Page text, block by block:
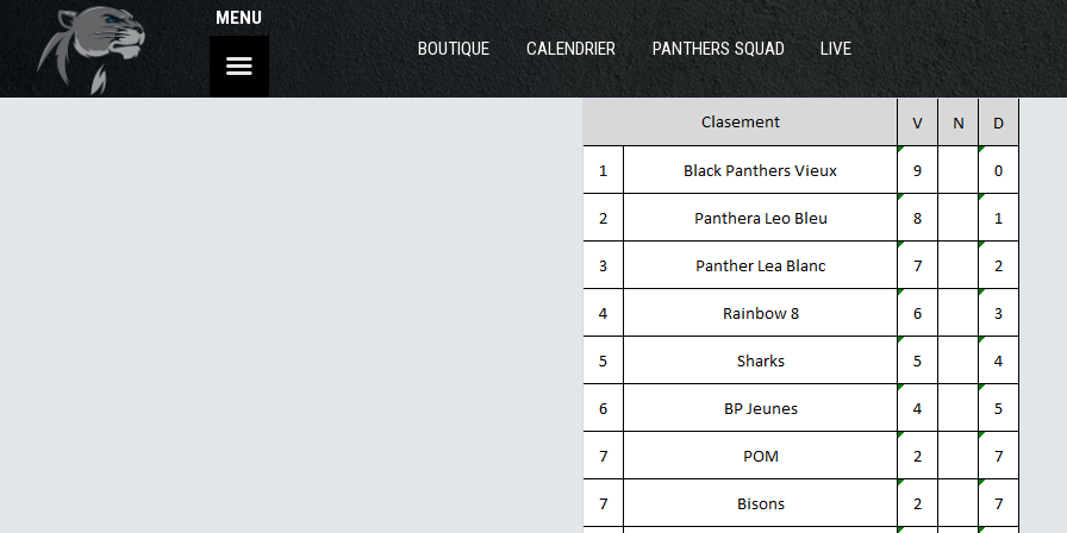
MENU
BOUTIQUE
CALENDRIER PANTHERS SQUAD LIVE
ACTUS
SECTIONS
CLUB
COMMUNAUTÉ
PARTENAIRES
CONTACT